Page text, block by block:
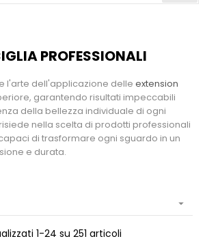
PROFESSIONALI
l'arte dell'applicazione delle extension
garantendo risultati impeccabili
della bellezza individuale di ogni
nella scelta di prodotti professionali
di trasformare ogni sguardo in un
e durata.

1-24 su 251 articoli